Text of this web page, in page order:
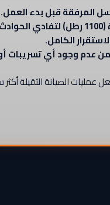
المرفقة قبل بدء العمل.
الكامل.
عدم وجود أي تسريبات
عمليات الصيانة الثقيلة